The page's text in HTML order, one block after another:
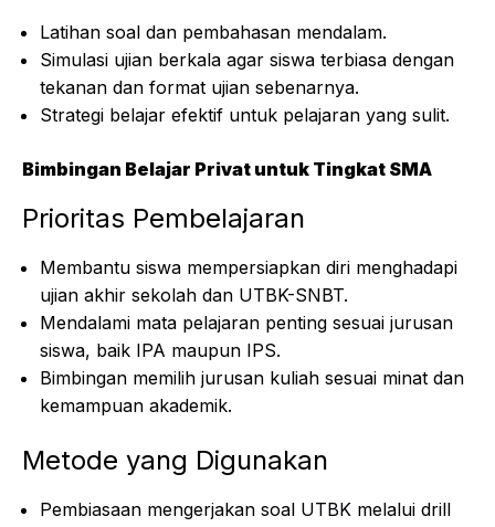
Latihan soal dan pembahasan mendalam.
Simulasi ujian berkala agar siswa terbiasa dengan
tekanan dan format ujian sebenarnya.
Strategi belajar efektif untuk pelajaran yang sulit.
Bimbingan Belajar Privat untuk Tingkat SMA
Prioritas Pembelajaran
Membantu siswa mempersiapkan diri menghadapi
ujian akhir sekolah dan UTBK-SNBT.
Mendalami mata pelajaran penting sesuai jurusan
siswa, baik IPA maupun IPS.
Bimbingan memilih jurusan kuliah sesuai minat dan
kemampuan akademik.
Metode yang Digunakan
Pembiasaan mengerjakan soal UTBK melalui drill